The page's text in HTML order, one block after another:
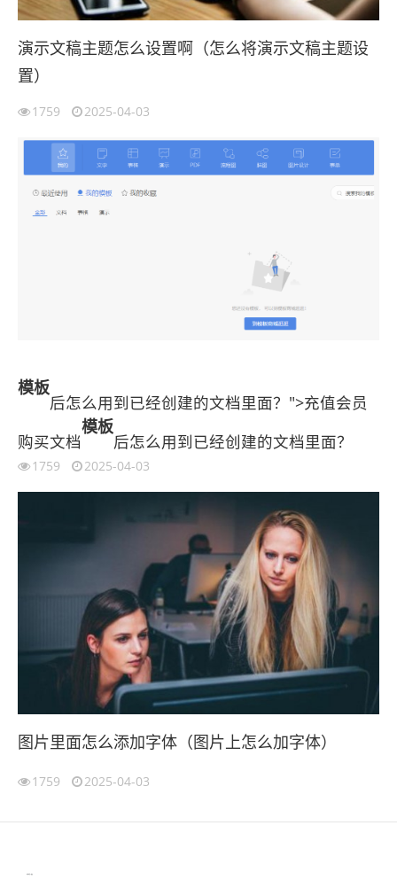
演示文稿主题怎么设置啊（怎么将演示文稿主题设
置）
1759 2025-04-03
模板
后怎么用到已经创建的文档里面？">充值会员
购买文档
模板
后怎么用到已经创建的文档里面？
1759 2025-04-03
图片里面怎么添加字体（图片上怎么加字体）
1759 2025-04-03